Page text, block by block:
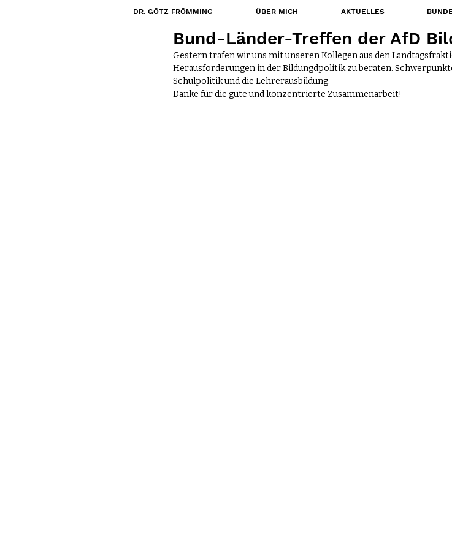
Bund-Länder-Treffen der AfD
Gestern trafen wir uns mit unseren Kollegen aus den
Herausforderungen in der Bildungdpolitik zu beraten.
Schulpolitik und die Lehrerausbildung.
Danke für die gute und konzentrierte Zusammenarbeit!
DR. GÖTZ FRÖMMING ÜBER MICH AKTUELLES